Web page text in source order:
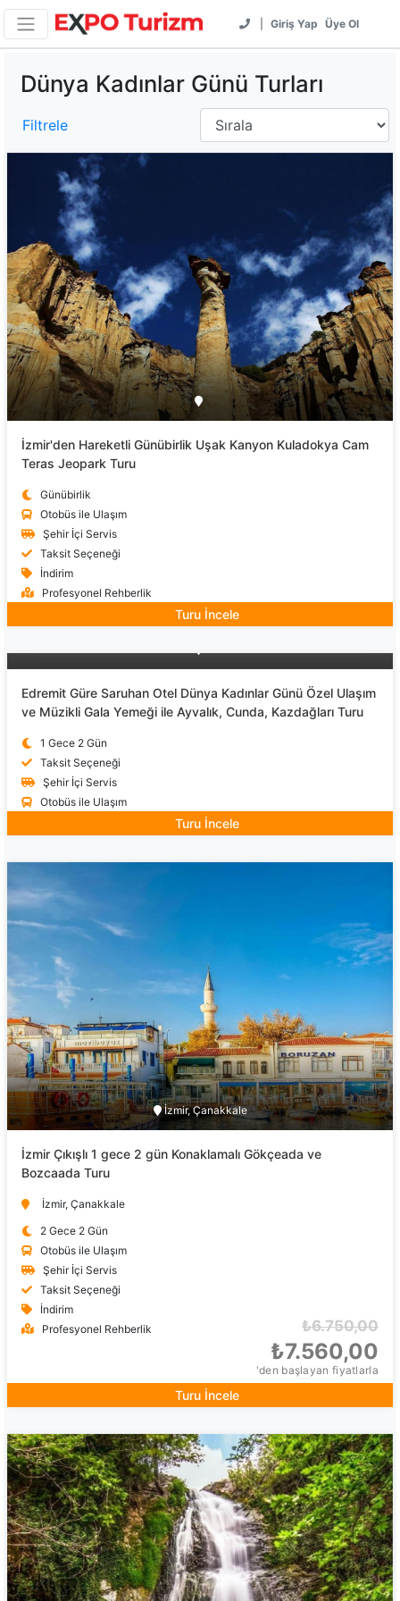
Giriş Yap Üye Ol
Dünya Kadınlar Günü Turları
Filtrele
İzmir'den Hareketli Günübirlik Uşak Kanyon Kuladokya Cam
Teras Jeopark Turu
Günübirlik
Otobüs ile Ulaşım
Şehir İçi Servis
Taksit Seçeneği
İndirim
Profesyonel Rehberlik
Turu İncele
Edremit Güre Saruhan Otel Dünya Kadınlar Günü Özel Ulaşım
ve Müzikli Gala Yemeği ile Ayvalık, Cunda, Kazdağları Turu
1 Gece 2 Gün
Taksit Seçeneği
Şehir İçi Servis
Otobüs ile Ulaşım
Turu İncele
İzmir, Çanakkale
İzmir Çıkışlı 1 gece 2 gün Konaklamalı Gökçeada ve
Bozcaada Turu
İzmir, Çanakkale
2 Gece 2 Gün
Otobüs ile Ulaşım
Şehir İçi Servis
Taksit Seçeneği
İndirim
Profesyonel Rehberlik
₺6.750,00
₺7.560,00
'den başlayan fiyatlarla
Turu İncele